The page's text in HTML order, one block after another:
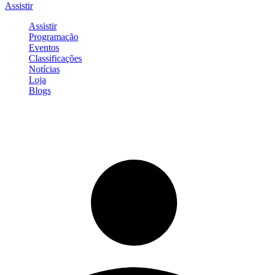
Assistir
Assistir
Programação
Eventos
Classificações
Notícias
Loja
Blogs